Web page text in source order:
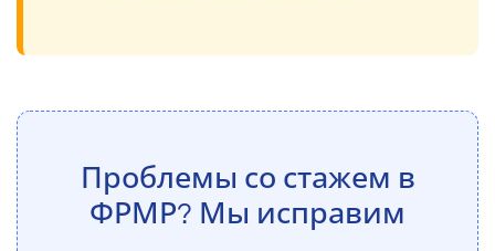
Проблемы со стажем в
ФРМР? Мы исправим